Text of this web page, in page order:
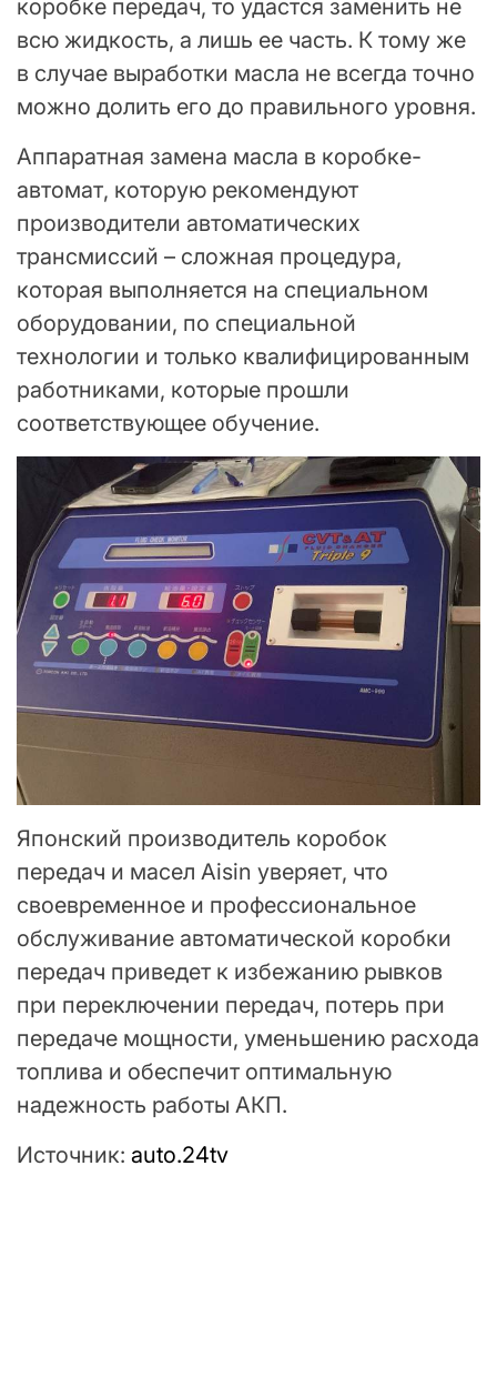
коробке передач, то удастся заменить не
всю жидкость, а лишь ее часть. К тому же
в случае выработки масла не всегда точно
можно долить его до правильного уровня.
Аппаратная замена масла в коробке-
автомат, которую рекомендуют
производители автоматических
трансмиссий – сложная процедура,
которая выполняется на специальном
оборудовании, по специальной
технологии и только квалифицированным
работниками, которые прошли
соответствующее обучение.
Японский производитель коробок
передач и масел Aisin уверяет, что
своевременное и профессиональное
обслуживание автоматической коробки
передач приведет к избежанию рывков
при переключении передач, потерь при
передаче мощности, уменьшению расхода
топлива и обеспечит оптимальную
надежность работы АКП.
Источник: auto.24tv